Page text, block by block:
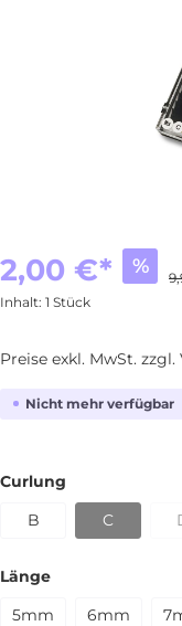
2,00 €* %
Inhalt: 1 Stück
Preise exkl. MwSt.
Nicht mehr verfügbar
Curlung
B
C
Länge
5mm
6mm